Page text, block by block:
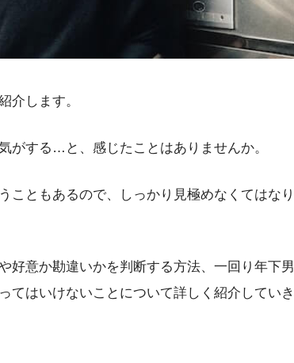
介します。
がする…と、感じたことはありませんか。
こともあるので、しっかり見極めなくてはなり
好意か勘違いかを判断する方法、一回り年下男
てはいけないことについて詳しく紹介していき